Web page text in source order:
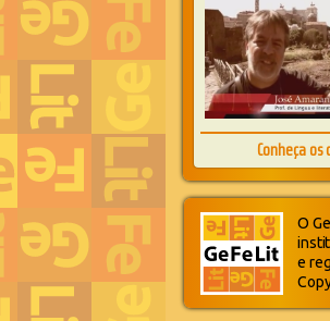
Conheça os
O
e